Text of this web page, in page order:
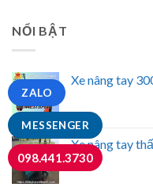
NỔI BẬT
Xe nâng tay
Xe nâng tay
MESSENGER
ZALO
098.441.3730